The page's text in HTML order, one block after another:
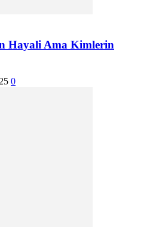
Hayali Ama Kimlerin
0